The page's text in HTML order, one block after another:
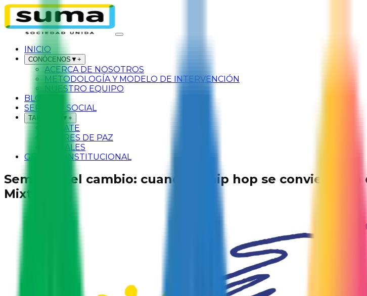
INICIO
CONÓCENOS ▼ +
ACERCA DE NOSOTROS
METODOLOGÍA Y MODELO DE INTERVENCIÓN
NUESTRO EQUIPO
BLOG
SERVICIO SOCIAL
TALLERES ▼ +
SÚMATE
LÍDERES DE PAZ
MURALES
GESTIÓN INSTITUCIONAL
Semillas del cambio: cuando el hip hop se convierte
Mixta.